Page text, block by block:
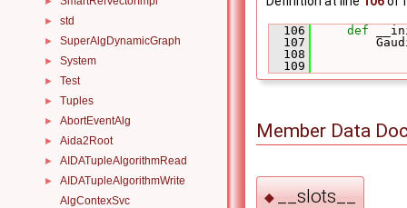
► std
► SuperAlgDynamicGraph
► System
► Test
► Tuples
► AbortEventAlg
► Aida2Root
► AIDATupleAlgorithmRead
►
AIDATupleAlgorithmWrite
AlgContexSvc
  106
def
  107
  108
  109
Member Data
◆ __slots__